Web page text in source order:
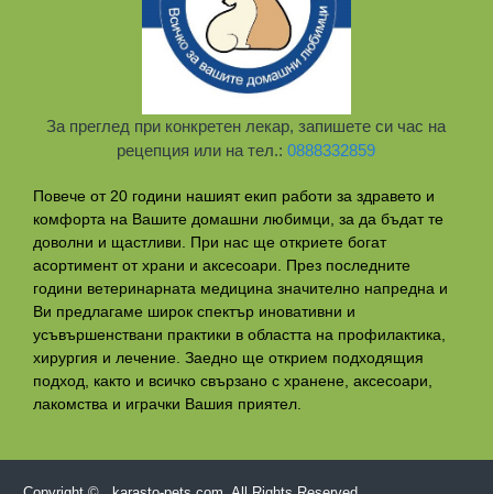
За преглед при конкретен лекар, запишете си час на
рецепция или на тел.:0888332859
Повече от 20 години нашият екип работи за здравето и
комфорта на Вашите домашни любимци, за да бъдат те
доволни и щастливи. При нас ще откриете богат
асортимент от храни и аксесоари. През последните
години ветеринарната медицина значително напредна и
Ви предлагаме широк спектър иновативни и
усъвършенствани практики в областта на профилактикa,
хирургия и лечение. Заедно ще открием подходящия
подход, както и всичко свързано с хранене, аксесоари,
лакомства и играчки Вашия приятел.